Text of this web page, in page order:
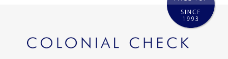
2026年2月
2026年1月